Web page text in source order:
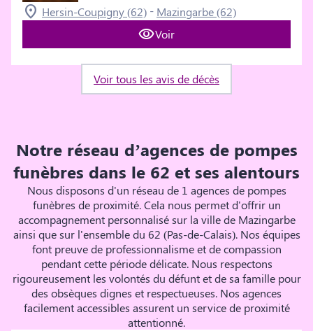
Hersin-Coupigny (62) - Mazingarbe (62)
Voir
Voir tous les avis de décès
Notre réseau d’agences de pompes
funèbres dans le 62 et ses alentours
Nous disposons d'un réseau de 1 agences de pompes
funèbres de proximité. Cela nous permet d'offrir un
accompagnement personnalisé sur la ville de Mazingarbe
ainsi que sur l'ensemble du 62 (Pas-de-Calais). Nos équipes
font preuve de professionnalisme et de compassion
pendant cette période délicate. Nous respectons
rigoureusement les volontés du défunt et de sa famille pour
des obsèques dignes et respectueuses. Nos agences
facilement accessibles assurent un service de proximité
attentionné.